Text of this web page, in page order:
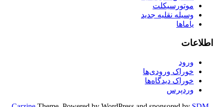
موتورسیکلت
وسیله نقلیه جدید
یاماها
اطلاعات
ورود
خوراک ورودی‌ها
خوراک دیدگاه‌ها
وردپرس